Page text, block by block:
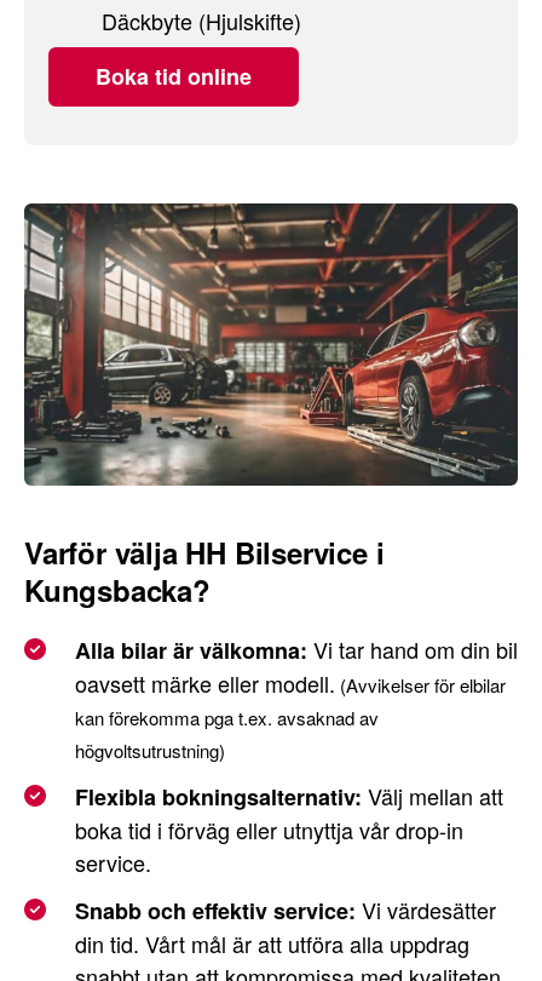
Däckbyte (Hjulskifte)
Boka tid online
Varför välja HH Bilservice i
Kungsbacka?
Alla bilar är välkomna: Vi tar hand om din bil
oavsett märke eller modell. (Avvikelser för elbilar
kan förekomma pga t.ex. avsaknad av
högvoltsutrustning)
Flexibla bokningsalternativ: Välj mellan att
boka tid i förväg eller utnyttja vår drop-in
service.
Snabb och effektiv service: Vi värdesätter
din tid. Vårt mål är att utföra alla uppdrag